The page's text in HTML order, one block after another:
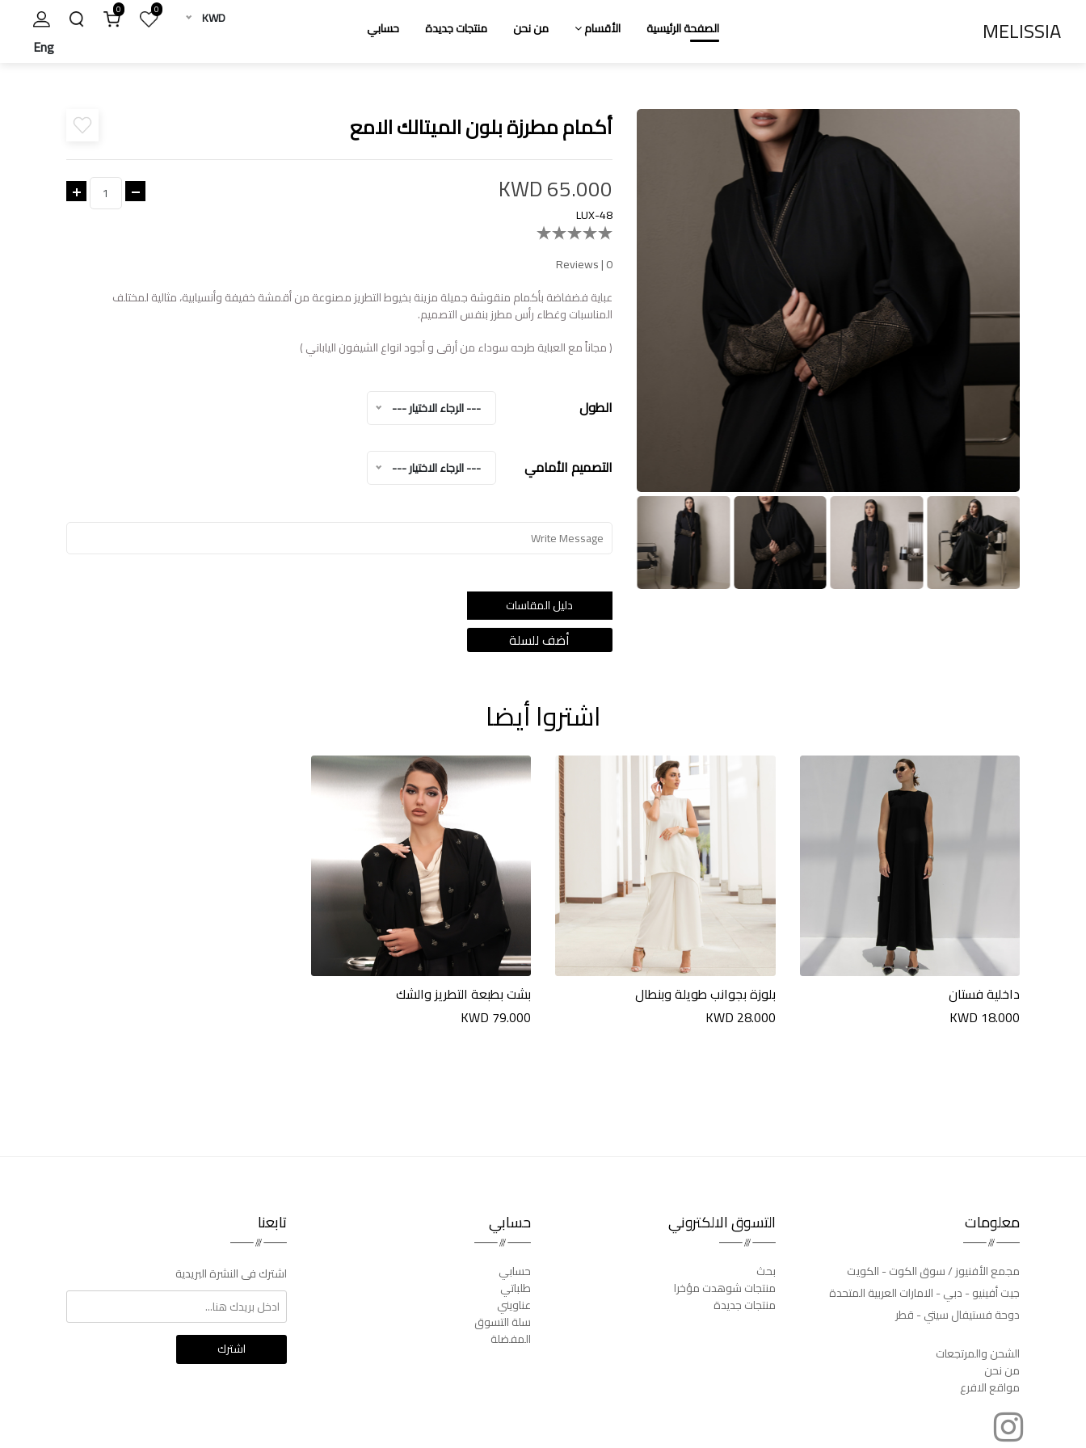
MELISSIA الصفحة الرئيسية الأقسام من نحن منتجات جديدة حسابي
KWD
0
0
Eng
أكمام مطرزة بلون الميتالك الامع
KWD 65.000
LUX-48
Reviews|0
عباية فضفاضة بأكمام منقوشة جميلة مزينة بخيوط التطريز مصنوعة من أقمشة خفيفة وأنسيابية، مثالية لمختلف
المناسبات وغطاء رأس مطرز بنفس التصميم.
( مجاناً مع العباية طرحه سوداء من أرقى و أجود انواع الشيفون الياباني )
الطول --- الرجاء الاختيار ---
التصميم الأمامي --- الرجاء الاختيار ---
دليل المقاسات
اشتروا أيضا
داخلية فستان
KWD 18.000
بلوزة بجوانب طويلة وبنطال
KWD 28.000
بشت بطبعة التطريز والشك
KWD 79.000
معلومات
مجمع الأفنيوز / سوق الكوت - الكويت
جيت أفينيو - دبي - الامارات العربية المتحدة
دوحة فستيفال سيتي - قطر
الشحن والمرتجعات
من نحن
مواقع الافرع
التسوق الالكتروني
بحث
منتجات شوهدت مؤخرا
منتجات جديدة
حسابي
حسابي
طلباتي
عناويني
سلة التسوق
المفضلة
تابعنا
اشترك فى النشرة البريدية